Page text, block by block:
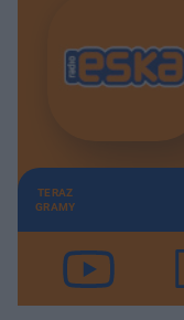
TERAZ
GRAMY